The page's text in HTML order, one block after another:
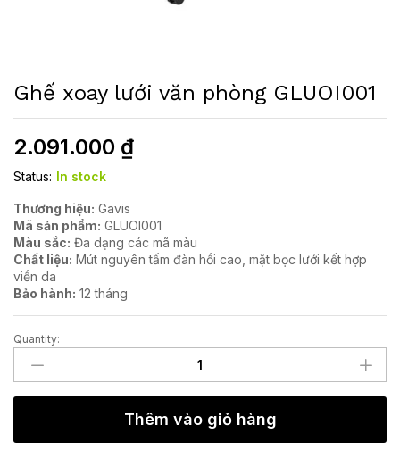
Ghế xoay lưới văn phòng GLUOI001
2.091.000 ₫
Status: In stock
Thương hiệu: Gavis
Mã sản phẩm: GLUOI001
Màu sắc: Đa dạng các mã màu
Chất liệu: Mút nguyên tấm đàn hồi cao, mặt bọc lưới kết hợp
viền da
Bảo hành: 12 tháng
Ghế
xoay
lưới
văn
GLUOI001
Quantity:
Thêm vào giỏ hàng